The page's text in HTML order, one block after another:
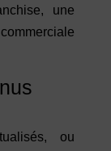
une
ou